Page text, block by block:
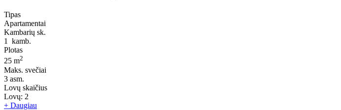
Tipas
Apartamentai
Kambarių sk.
1
kamb.
Plotas
25 m2
Maks. svečiai
3 asm.
Lovų skaičius
Lovų: 2
+ Daugiau